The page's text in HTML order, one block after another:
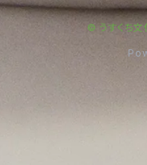
© うすくち文